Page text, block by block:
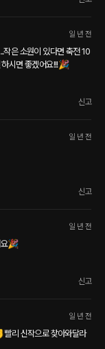
일 년 전
작은 소원이 있다면 축전 10
하시면 좋겠어요!!!🎉
신고
일 년 전
신고
일 년 전
요🎉
신고
일 년 전
리 신작으로 찾아와달라